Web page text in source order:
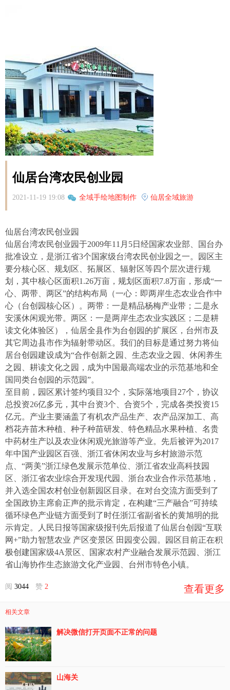
仙居台湾农民创业园
2021-11-19 19:08 全域手绘地图制作 仙居全域旅游
仙居台湾农民创业园
仙居台湾农民创业园于2009年11月5日经国家农业部、国台办
批准设立，是浙江省3个国家级台湾农民创业园之一。园区主
要分核心区、规划区、拓展区、辐射区等四个层次进行规
划，其中核心区面积1.26万亩，规划区面积7.8万亩，形成“一
心、两带、两区”的结构布局（一心：即两岸生态农业合作中
心（台创园核心区）。两带：一是精品杨梅产业带；二是永
安溪休闲观光带。两区：一是两岸生态农业实践区；二是耕
读文化体验区），仙居全县作为台创园的扩展区，台州市及
其它周边县市作为辐射带动区。我们的目标是通过努力将仙
居台创园建设成为“合作创新之园、生态农业之园、休闲养生
之园、耕读文化之园，成为中国最高端农业的示范基地和全
国同类台创园的示范园”。
至目前，园区累计签约项目32个，实际落地项目27个，协议
总投资26亿多元，其中台资3个、合资5个，完成各类投资15
亿元。产业主要涵盖了有机农产品生产、农产品深加工、高
档花卉苗木种植、种子种苗研发、特色精品水果种植、名贵
中药材生产以及农业休闲观光旅游等产业。先后被评为2017
年中国产业园区百强、浙江省休闲农业与乡村旅游示范
点、“两美”浙江绿色发展示范单位、浙江省农业高科技园
区、浙江省农业综合开发现代园、浙台农业合作示范基地，
并入选全国农村创业创新园区目录。在对台交流方面受到了
全国政协主席俞正声的批示肯定，在构建“三产融合”可持续
循环绿色产业链方面受到了时任浙江省副省长的黄旭明的批
示肯定。人民日报等国家级报刊先后报道了仙居台创园“互联
网+”助力智慧农业 产区变景区 田园变公园。园区目前正在积
极创建国家级4A景区、国家农村产业融合发展示范园、浙江
省山海协作生态旅游文化产业园、台州市特色小镇。
阅 3044 赞 2 查看更多
相关文章
解决微信打开页面不正常的问题
山海关